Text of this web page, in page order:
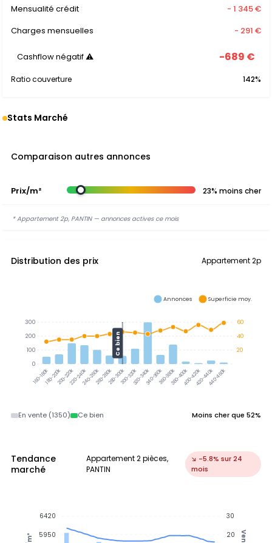
Mensualité crédit
- 1 345 €
Charges mensuelles
- 291 €
Cashflow négatif ⚠ -689 €
Ratio couverture 142%
Stats Marché
Comparaison autres annonces
Prix/m² 23% moins cher
* Appartement 2p, PANTIN — annonces actives ce mois
Distribution des prix Appartement 2p
160-180k180-200k200-220k220-240k240-260k260-280k280-300k300-320k320-340k340-360k360-380k380-400k400-420k420-440k440-460k
Ce bien
60
40
20
300
200
100
0
Annonces Superficie moy.
En vente (1350) Ce bien Moins cher que 52%
Tendance
marché
Appartement 2 pièces,
PANTIN
↘ -5.8% sur 24
mois
30
20
6420
5950